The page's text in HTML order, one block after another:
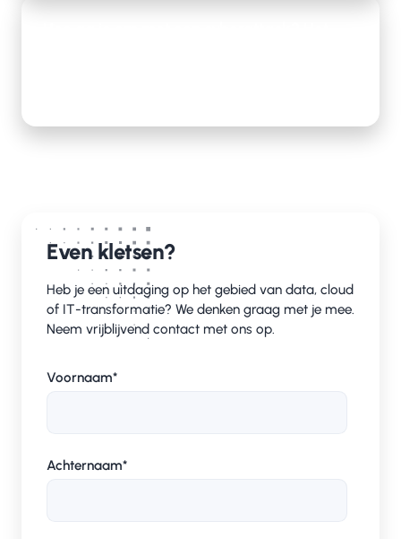
Even kletsen?
Heb je een uitdaging op het gebied van data, cloud
of IT-transformatie? We denken graag met je mee.
Neem vrijblijvend contact met ons op.
Voornaam*
Achternaam*